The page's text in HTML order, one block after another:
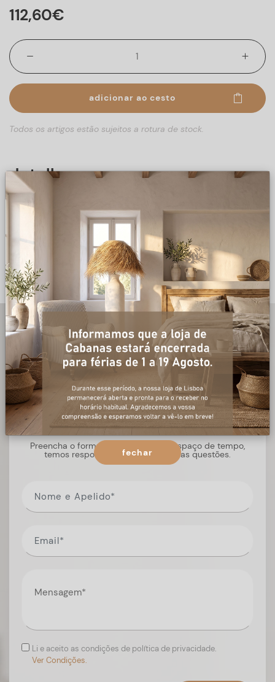
112,60€
adicionar ao cesto
Todos os artigos estão sujeitos a rotura de stock.
detalhes
DESCRIÇÃO
+ informações
Preencha o formulário, e num curto espaço de tempo,
temos respostas para todas as suas questões.
Li e aceito as condições de política de privacidade.
Ver Condições.
fechar